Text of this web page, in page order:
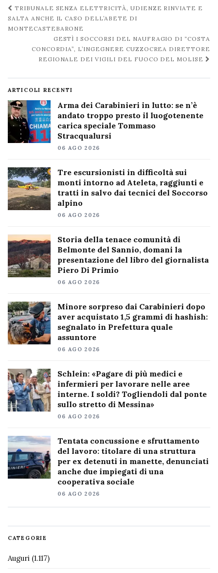
Navigazione
post
TRIBUNALE SENZA ELETTRICITÀ, UDIENZE RINVIATE E
SALTA ANCHE IL CASO DELL’ABETE DI
MONTECASTEBARONE
GESTÌ I SOCCORSI DEL NAUFRAGIO DI “COSTA
CONCORDIA”, L’INGEGNERE CUZZOCREA DIRETTORE
REGIONALE DEI VIGILI DEL FUOCO DEL MOLISE
ARTICOLI RECENTI
Arma dei Carabinieri in lutto: se n’è
andato troppo presto il luogotenente
carica speciale Tommaso
Stracqualursi
06 AGO 2026
Tre escursionisti in difficoltà sui
monti intorno ad Ateleta, raggiunti e
tratti in salvo dai tecnici del Soccorso
alpino
06 AGO 2026
Storia della tenace comunità di
Belmonte del Sannio, domani la
presentazione del libro del giornalista
Piero Di Primio
06 AGO 2026
Minore sorpreso dai Carabinieri dopo
aver acquistato 1,5 grammi di hashish:
segnalato in Prefettura quale
assuntore
06 AGO 2026
Schlein: «Pagare di più medici e
infermieri per lavorare nelle aree
interne. I soldi? Togliendoli dal ponte
sullo stretto di Messina»
06 AGO 2026
Tentata concussione e sfruttamento
del lavoro: titolare di una struttura
per ex detenuti in manette, denunciati
anche due impiegati di una
cooperativa sociale
06 AGO 2026
CATEGORIE
Auguri (1.117)